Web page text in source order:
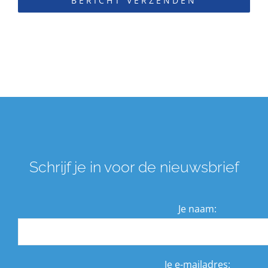
Schrijf je in voor de nieuwsbrief
Je naam:
Je e-mailadres: